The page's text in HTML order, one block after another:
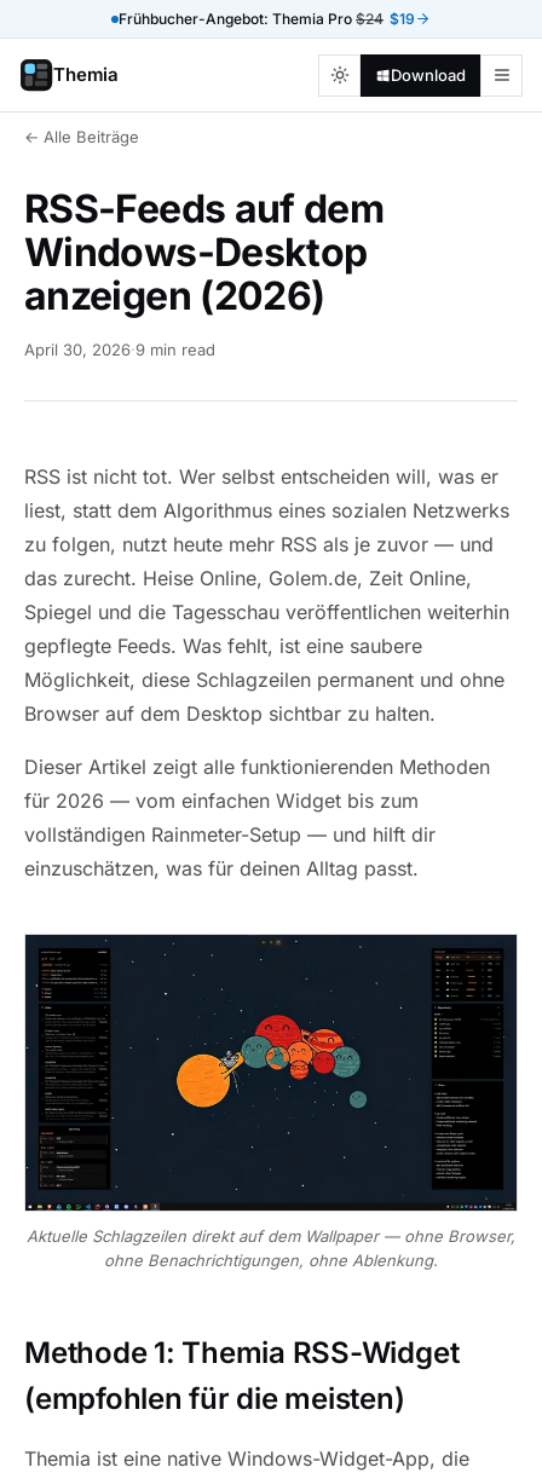
Frühbucher-Angebot: Themia Pro $24 $19
Themia Download
← Alle Beiträge
RSS-Feeds auf dem
Windows-Desktop
anzeigen (2026)
April 30, 2026·9 min read
RSS ist nicht tot. Wer selbst entscheiden will, was er
liest, statt dem Algorithmus eines sozialen Netzwerks
zu folgen, nutzt heute mehr RSS als je zuvor — und
das zurecht. Heise Online, Golem.de, Zeit Online,
Spiegel und die Tagesschau veröffentlichen weiterhin
gepflegte Feeds. Was fehlt, ist eine saubere
Möglichkeit, diese Schlagzeilen permanent und ohne
Browser auf dem Desktop sichtbar zu halten.
Dieser Artikel zeigt alle funktionierenden Methoden
für 2026 — vom einfachen Widget bis zum
vollständigen Rainmeter-Setup — und hilft dir
einzuschätzen, was für deinen Alltag passt.
Aktuelle Schlagzeilen direkt auf dem Wallpaper — ohne Browser,
ohne Benachrichtigungen, ohne Ablenkung.
Methode 1: Themia RSS-Widget
(empfohlen für die meisten)
Themia ist eine native Windows-Widget-App, die